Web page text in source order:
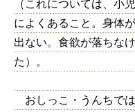
（これについては、小
によくあること。身体
出ない。食欲が落ちな
た）。
おしっこ・うんちで